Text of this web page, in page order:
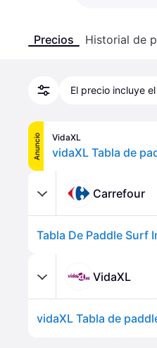
Precios Historial de
El precio incluye
Anuncio VidaXL
vidaXL Tabla de
Carrefour
Tabla De Paddle Surf
VidaXL
vidaXL Tabla de